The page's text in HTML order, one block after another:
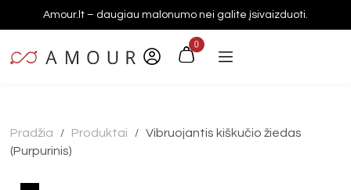
Amour.lt – daugiau malonumo nei galite įsivaizduoti.
0
Pradžia / Produktai /
Vibruojantis kiškučio žiedas
(Purpurinis)